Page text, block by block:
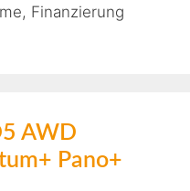
Finanzierung
AWD
Pano+